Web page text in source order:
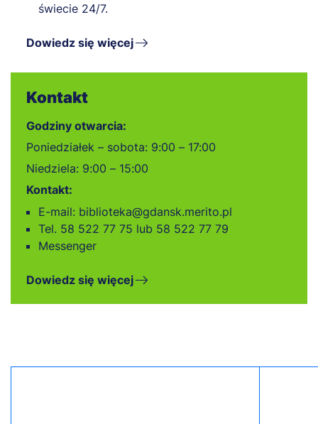
świecie 24/7.
Dowiedz się więcej
Kontakt
Godziny otwarcia:
Poniedziałek – sobota: 9:00 – 17:00
Niedziela: 9:00 – 15:00
Kontakt:
E-mail: biblioteka@gdansk.merito.pl
Tel. 58 522 77 75 lub 58 522 77 79
Messenger
Dowiedz się więcej